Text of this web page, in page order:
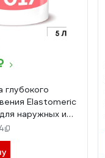
глубокого
Elastomeric
наружных и
работ
017 (5л.)